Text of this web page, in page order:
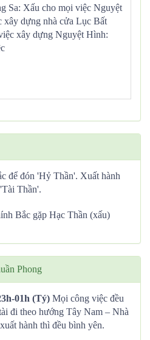
Sa: Xấu cho mọi việc Nguyệt
xây dựng nhà cửa Lục Bất
xây dựng Nguyệt Hình:
để đón 'Hỷ Thần'. Xuất hành
Thần'.
Bắc gặp Hạc Thần (xấu)
Phong
01h (Tý) Mọi công việc đều
đi theo hướng Tây Nam – Nhà
hành thì đều bình yên.